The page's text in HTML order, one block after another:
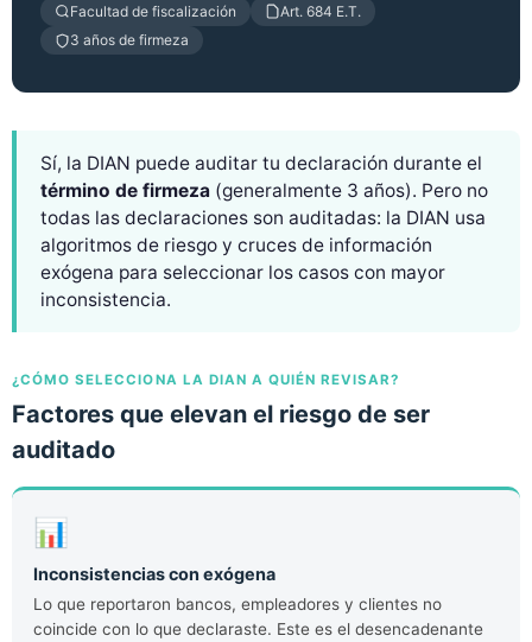
Facultad de fiscalización
Art. 684 E.T.
3 años de firmeza
Sí, la DIAN puede auditar tu declaración durante el
término de firmeza (generalmente 3 años). Pero no
todas las declaraciones son auditadas: la DIAN usa
algoritmos de riesgo y cruces de información
exógena para seleccionar los casos con mayor
inconsistencia.
¿CÓMO SELECCIONA LA DIAN A QUIÉN REVISAR?
Factores que elevan el riesgo de ser
auditado
📊
Inconsistencias con exógena
Lo que reportaron bancos, empleadores y clientes no
coincide con lo que declaraste. Este es el desencadenante